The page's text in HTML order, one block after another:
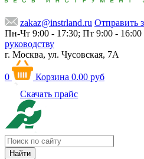
zakaz@instrland.ru Отправить
Пн-Чт 9:00 - 17:30; Пт 9:00 - 16:00
руководству
г. Москва, ул. Чусовская, 7А
0 Корзина 0.00 руб
Скачать прайс